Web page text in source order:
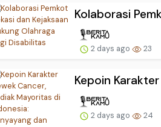
Kolaborasi
2 days ago 23
Kepoin
2 days ago 24